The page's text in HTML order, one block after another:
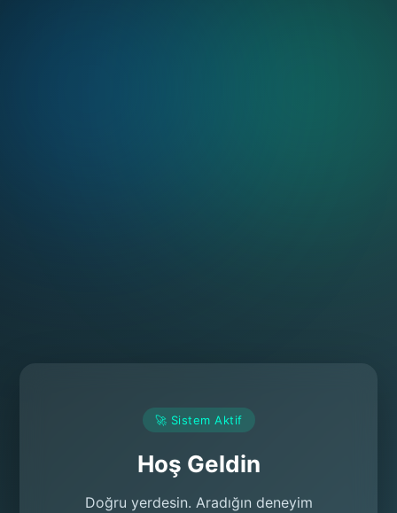
🚀 Sistem Aktif
Hoş Geldin
Doğru yerdesin. Aradığın deneyim